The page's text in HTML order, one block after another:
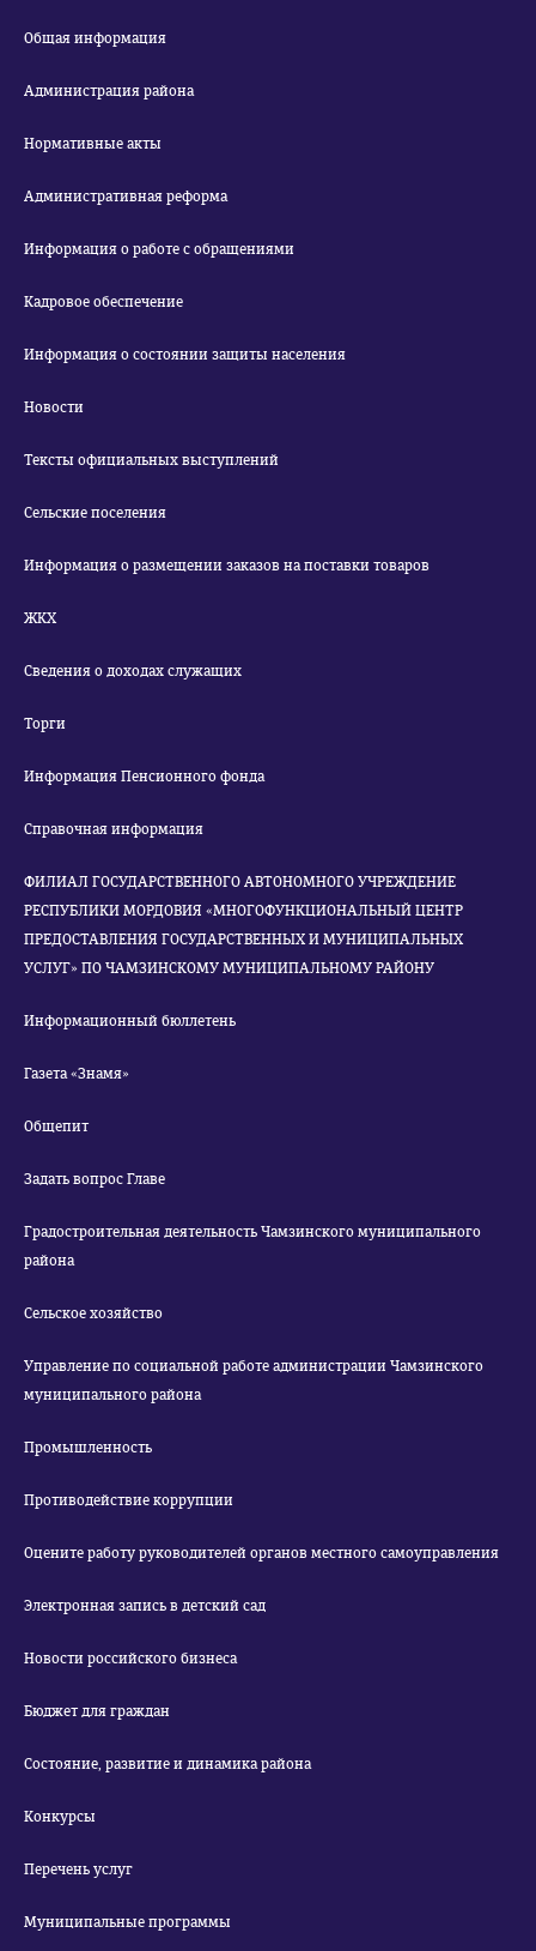
Общая информация
Администрация района
Нормативные акты
Административная реформа
Информация о работе с обращениями
Кадровое обеспечение
Информация о состоянии защиты населения
Новости
Тексты официальных выступлений
Сельские поселения
Информация о размещении заказов на поставки товаров
ЖКХ
Сведения о доходах служащих
Торги
Информация Пенсионного фонда
Справочная информация
ФИЛИАЛ ГОСУДАРСТВЕННОГО АВТОНОМНОГО УЧРЕЖДЕНИЕ
РЕСПУБЛИКИ МОРДОВИЯ «МНОГОФУНКЦИОНАЛЬНЫЙ ЦЕНТР
ПРЕДОСТАВЛЕНИЯ ГОСУДАРСТВЕННЫХ И МУНИЦИПАЛЬНЫХ
УСЛУГ» ПО ЧАМЗИНСКОМУ МУНИЦИПАЛЬНОМУ РАЙОНУ
Информационный бюллетень
Газета «Знамя»
Общепит
Задать вопрос Главе
Градостроительная деятельность Чамзинского муниципального
района
Сельское хозяйство
Управление по социальной работе администрации Чамзинского
муниципального района
Промышленность
Противодействие коррупции
Оцените работу руководителей органов местного самоуправления
Электронная запись в детский сад
Новости российского бизнеса
Бюджет для граждан
Состояние, развитие и динамика района
Конкурсы
Перечень услуг
Муниципальные программы